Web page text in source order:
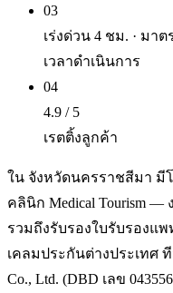
03
เร่งด่วน 4 ชม. · มาต
เวลาดำเนินการ
04
4.9 / 5
เรตติ้งลูกค้า
ใน จังหวัดนครราชสีมา มี
คลินิก Medical Tourism —
รวมถึงรับรองใบรับรองแพ
เคลมประกันต่างประเทศ ที
Co., Ltd. (DBD เลข